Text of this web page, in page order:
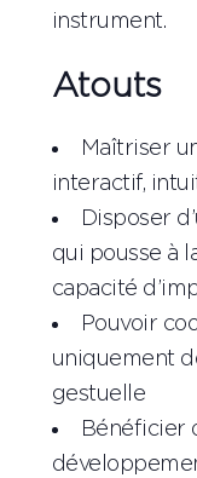
instrument.
Atouts
Maîtriser
interactif,
Disposer
qui pousse à
capacité
Pouvoir
uniquement
gestuelle
Bénéficier